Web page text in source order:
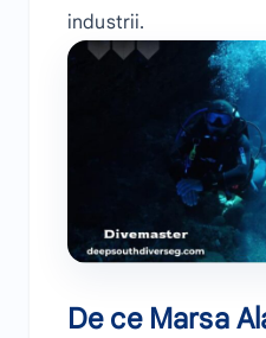
industrii.
De ce Marsa